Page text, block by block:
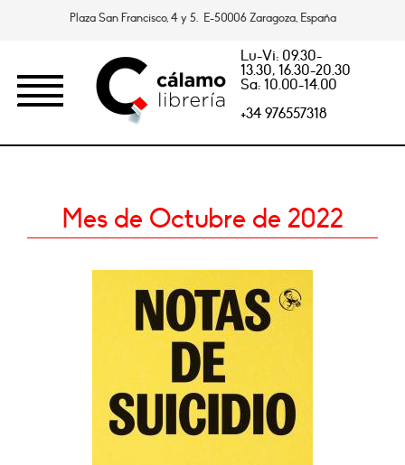
Plaza San Francisco, 4 y 5. E-50006 Zaragoza, España
Lu-Vi: 09.30-
13.30, 16.30-20.30
Sa: 10.00-14.00
+34 976557318
Mes de Octubre de 2022